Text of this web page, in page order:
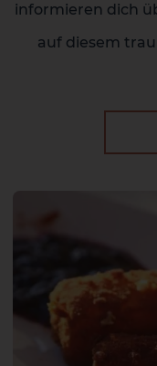
informieren dich
auf diesem